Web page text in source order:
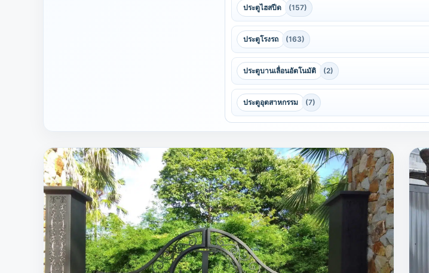
ประตูไฮสปีด (157)
ประตูโรงรถ (163)
ประตูบานเลื่อนอัตโนมัติ (2)
ประตูอุตสาหกรรม (7)